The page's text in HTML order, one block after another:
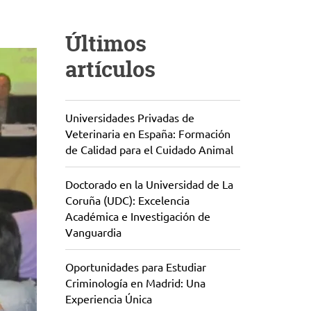
Últimos
artículos
Universidades Privadas de
Veterinaria en España: Formación
de Calidad para el Cuidado Animal
Doctorado en la Universidad de La
Coruña (UDC): Excelencia
Académica e Investigación de
Vanguardia
Oportunidades para Estudiar
Criminología en Madrid: Una
Experiencia Única